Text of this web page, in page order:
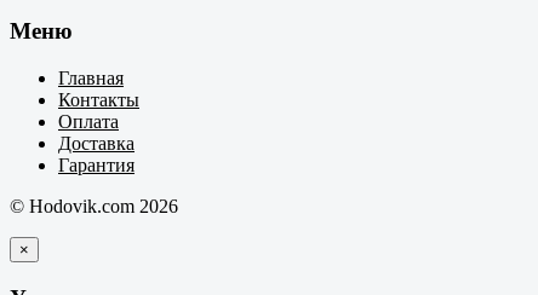
Меню
Главная
Контакты
Оплата
Доставка
Гарантия
© Hodovik.com 2026
×